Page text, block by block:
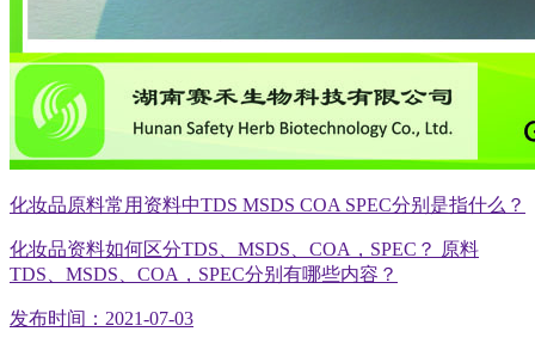
化妆品原料常用资料中TDS MSDS COA SPEC分别是指什么？
化妆品资料如何区分TDS、MSDS、COA，SPEC？ 原料
TDS、MSDS、COA，SPEC分别有哪些内容？
发布时间：2021-07-03